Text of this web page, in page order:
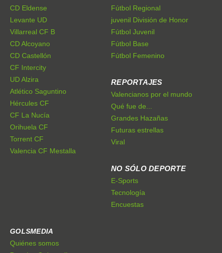
CD Eldense
Levante UD
Villarreal CF B
CD Alcoyano
CD Castellón
CF Intercity
UD Alzira
Atlético Saguntino
Hércules CF
CF La Nucía
Orihuela CF
Torrent CF
Valencia CF Mestalla
Fútbol Regional
juvenil División de Honor
Fútbol Juvenil
Fútbol Base
Fútbol Femenino
REPORTAJES
Valencianos por el mundo
Qué fue de...
Grandes Hazañas
Futuras estrellas
Viral
NO SÓLO DEPORTE
E-Sports
Tecnología
Encuestas
GOLSMEDIA
Quiénes somos